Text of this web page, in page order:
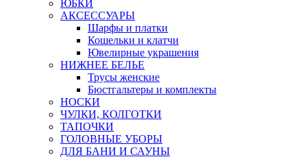
ЮБКИ
AКСЕССУАРЫ
Шарфы и платки
Кошельки и клатчи
Ювелирные украшения
НИЖНЕЕ БЕЛЬЕ
Трусы женские
Бюстгальтеры и комплекты
НОСКИ
ЧУЛКИ, КОЛГОТКИ
ТАПОЧКИ
ГОЛОВНЫЕ УБОРЫ
ДЛЯ БАНИ И САУНЫ